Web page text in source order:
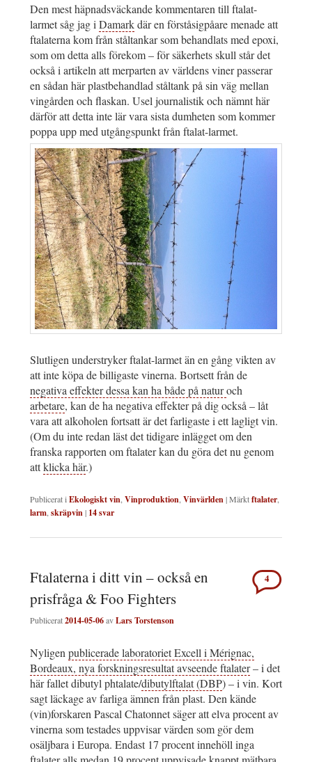
Den mest häpnadsväckande kommentaren till ftalat-
larmet såg jag i Damarkdär en förståsigpåare menade att
ftalaterna kom från ståltankar som behandlats med epoxi,
som om detta alls förekom – för säkerhets skull står det
också i artikeln att merparten av världens viner passerar
en sådan här plastbehandlad ståltank på sin väg mellan
vingården och flaskan. Usel journalistik och nämnt här
därför att detta inte lär vara sista dumheten som kommer
poppa upp med utgångspunkt från ftalat-larmet.
Slutligen understryker ftalat-larmet än en gång vikten av
att inte köpa de billigaste vinerna. Bortsett från de
negativa effekter dessa kan ha både på naturoch
arbetare, kan de ha negativa effekter på dig också – låt
vara att alkoholen fortsatt är det farligaste i ett lagligt vin.
(Om du inte redan läst det tidigare inlägget om den
franska rapporten om ftalater kan du göra det nu genom
attklicka här.)
Publicerat i Ekologiskt vin Vinproduktion Vinvärlden|Märktftalater
larm skräpvin| 14svar
Ftalaterna i ditt vin – också en
prisfråga & Foo Fighters
Publicerat2014-05-06avLars Torstenson
4
Nyligenpublicerade laboratoriet Excell i Mérignac,
Bordeaux, nya forskningsresultat avseende ftalater– i det
här fallet dibutyl phtalate/dibutylftalat (DBP) – i vin. Kort
sagt läckage av farliga ämnen från plast. Den kände
(vin)forskaren Pascal Chatonnet säger att elva procent av
vinerna som testades uppvisar värden som gör dem
osäljbara i Europa. Endast 17 procent innehöll inga